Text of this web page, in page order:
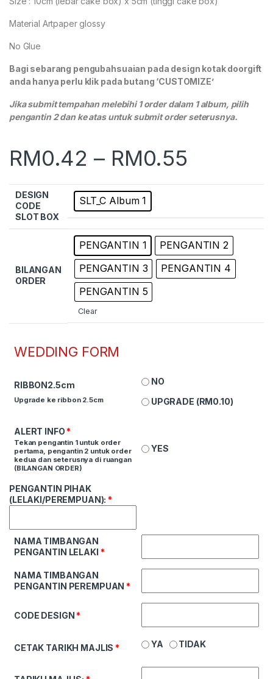
Material Artpaper glossy
No Glue
Bagi sebarang pengubahsuaian pada design kotak doorgift
anda hanya perlu klik pada butang ‘CUSTOMIZE’
Jika submit tempahan melebihi 1 order dalam 1 album, pilih
pengantin 2 dan ke atas untuk submit order seterusnya.
RM0.42 – RM0.55
DESIGN
CODE
SLOT BOX
SLT_C Album 1
BILANGAN
ORDER
PENGANTIN 1
PENGANTIN 2
PENGANTIN 3
PENGANTIN 4
PENGANTIN 5
Clear
WEDDING FORM
RIBBON2.5cm
Upgrade ke ribbon 2.5cm
NO
UPGRADE (RM0.10)
ALERT INFO*
Tekan pengantin 1 untuk order
pertama, pengantin 2 untuk order
kedua dan seterusnya di ruangan
(BILANGAN ORDER)
YES
PENGANTIN PIHAK
(LELAKI/PEREMPUAN):*
NAMA TIMBANGAN
PENGANTIN LELAKI *
NAMA TIMBANGAN
PENGANTIN PEREMPUAN*
CODE DESIGN*
CETAK TARIKH MAJLIS* YA TIDAK